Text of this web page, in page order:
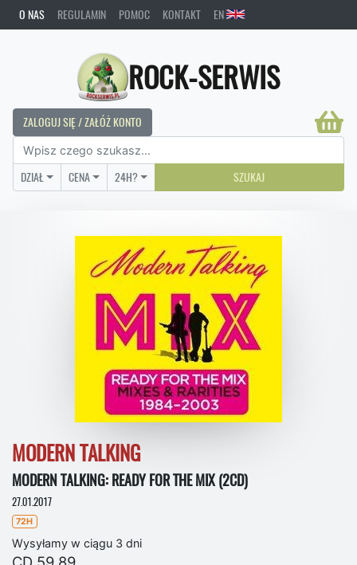
O NAS REGULAMIN POMOC KONTAKT EN
ROCK-SERWIS
ZALOGUJ SIĘ / ZAŁÓŻ KONTO
DZIAŁ CENA 24H? SZUKAJ
MODERN TALKING
MODERN TALKING: READY FOR THE MIX (2CD)
27.01.2017
72H
Wysyłamy w ciągu 3 dni